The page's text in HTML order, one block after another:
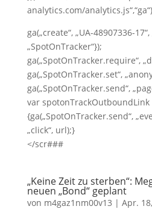
analytics.com/
ga(„create“, „UA-48907336-
„SpotOnTracker“});
ga(„SpotOnTracker.require“,
ga(„SpotOnTracker.set“,
ga(„SpotOnTracker.send“,
var
{ga(„SpotOnTracker.send“,
„click“, url);}
</scr###
„Keine Zeit zu sterben“:
neuen „Bond“ geplant
von m4gaz1nm00v13 | Apr.